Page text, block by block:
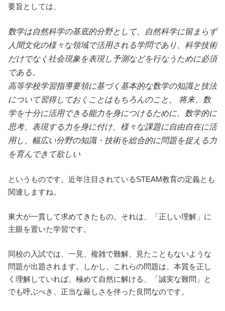
要旨としては、
数学は自然科学の基底的分野として、自然科学に留まらず
人間文化の様々な領域で活用される学問であり、科学技術
だけでなく社会現象を表現し予測などを行なうために必須
である。
高等学校学習指導要領に基づく基本的な数学の知識と技法
について習得しておくことはもちろんのこと、 将来、数
学を十分に活用できる能力を身につけるために、数学的に
思考、表現する力を身に付け、様々な課題に自由自在に活
用し、幅広い分野の知識・技術を総合的に問題を捉える力
を育んできて欲しい
というものです。近年注目されているSTEAM教育の定義とも
関連しますね。
東大が一貫して求めてきたもの。それは、「正しい理解」に
主眼を置いた学習です。
同校の入試では、一見、複雑で難解、見たこともないような
問題が出題されます。しかし、これらの問題は、本質を正し
く理解していれば、極めて自然に解ける、「誠実な難問」と
でも呼ぶべき、正当な厳しさを伴った良問なのです。